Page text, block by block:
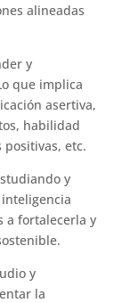
alineadas
y
que implica
asertiva,
habilidad
etc.
y
a fortalecerla y
y
la